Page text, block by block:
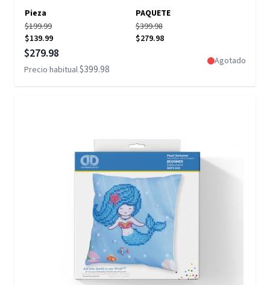
Pieza
PAQUETE
$199.99
$139.99
$399.98
$279.98
Precio especial
$279.98
Precio habitual$399.98
Agotado